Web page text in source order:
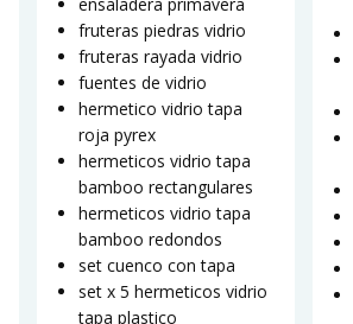
fruteras piedras vidrio
fruteras rayada vidrio
fuentes de vidrio
hermetico vidrio tapa
roja pyrex
hermeticos vidrio tapa
bamboo rectangulares
hermeticos vidrio tapa
bamboo redondos
set cuenco con tapa
set x 5 hermeticos vidrio
tapa plastico